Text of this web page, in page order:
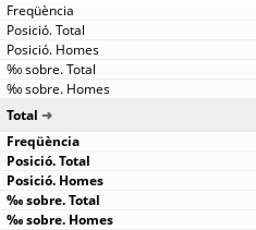
Total